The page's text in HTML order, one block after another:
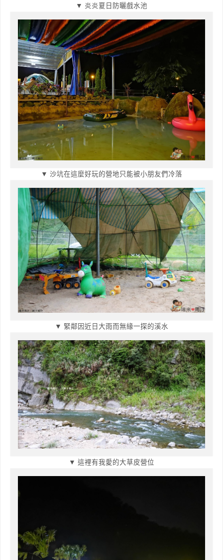
▼ 炎炎夏日防曬戲水池
▼ 沙坑在這麼好玩的營地只能被小朋友們冷落
▼ 緊鄰因近日大雨而無緣一探的溪水
▼ 這裡有我愛的大草皮營位